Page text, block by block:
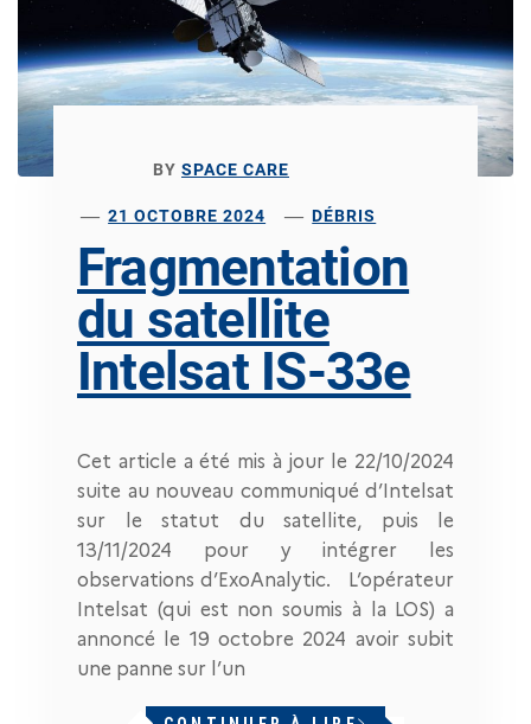
BY SPACE CARE
21 OCTOBRE 2024 DÉBRIS
Fragmentation
du satellite
Intelsat IS-33e
Cet article a été mis à jour le 22/10/2024
suite au nouveau communiqué d’Intelsat
sur le statut du satellite, puis le
13/11/2024 pour y intégrer les
observations d’ExoAnalytic. L’opérateur
Intelsat (qui est non soumis à la LOS) a
annoncé le 19 octobre 2024 avoir subit
une panne sur l’un